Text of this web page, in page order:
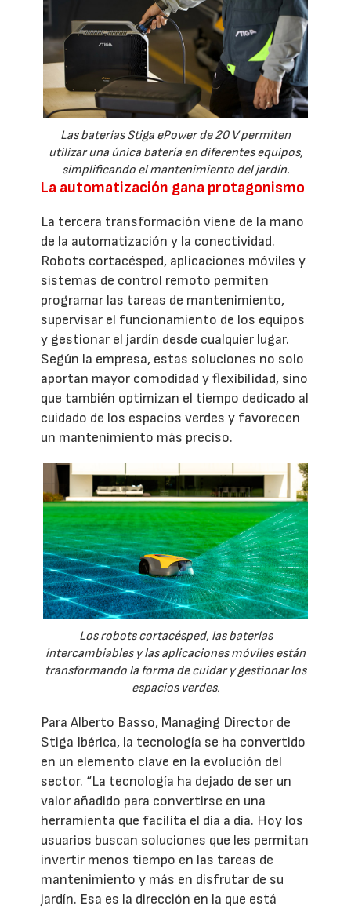
Las baterías Stiga ePower de 20 V permiten
utilizar una única batería en diferentes equipos,
simplificando el mantenimiento del jardín.
La automatización gana protagonismo
La tercera transformación viene de la mano
de la automatización y la conectividad.
Robots cortacésped, aplicaciones móviles y
sistemas de control remoto permiten
programar las tareas de mantenimiento,
supervisar el funcionamiento de los equipos
y gestionar el jardín desde cualquier lugar.
Según la empresa, estas soluciones no solo
aportan mayor comodidad y flexibilidad, sino
que también optimizan el tiempo dedicado al
cuidado de los espacios verdes y favorecen
un mantenimiento más preciso.
Los robots cortacésped, las baterías
intercambiables y las aplicaciones móviles están
transformando la forma de cuidar y gestionar los
espacios verdes.
Para Alberto Basso, Managing Director de
Stiga Ibérica, la tecnología se ha convertido
en un elemento clave en la evolución del
sector. “La tecnología ha dejado de ser un
valor añadido para convertirse en una
herramienta que facilita el día a día. Hoy los
usuarios buscan soluciones que les permitan
invertir menos tiempo en las tareas de
mantenimiento y más en disfrutar de su
jardín. Esa es la dirección en la que está